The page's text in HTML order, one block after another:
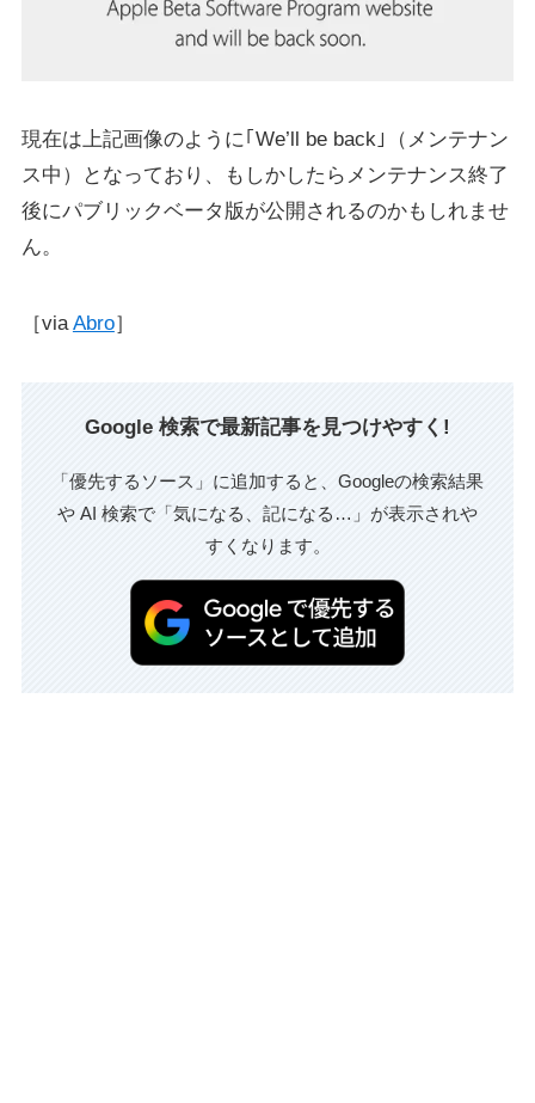
現在は上記画像のように｢We’ll be back｣（メンテナン
ス中）となっており、もしかしたらメンテナンス終了
後にパブリックベータ版が公開されるのかもしれませ
ん。
［viaAbro］
Google 検索で最新記事を見つけやすく!
「優先するソース」に追加すると、Googleの検索結果
や AI 検索で「気になる、記になる…」が表示されや
すくなります。